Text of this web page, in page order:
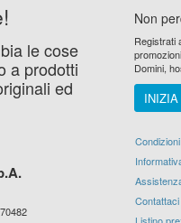
le cose
a prodotti
ed
Non
Registrati
Domini,
INIZIA
Contattaci